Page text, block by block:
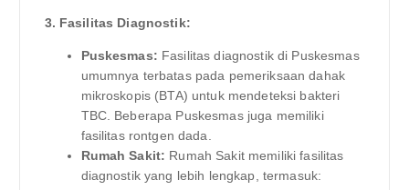
3. Fasilitas Diagnostik:
Puskesmas: Fasilitas diagnostik di Puskesmas
umumnya terbatas pada pemeriksaan dahak
mikroskopis (BTA) untuk mendeteksi bakteri
TBC. Beberapa Puskesmas juga memiliki
fasilitas rontgen dada.
Rumah Sakit: Rumah Sakit memiliki fasilitas
diagnostik yang lebih lengkap, termasuk: